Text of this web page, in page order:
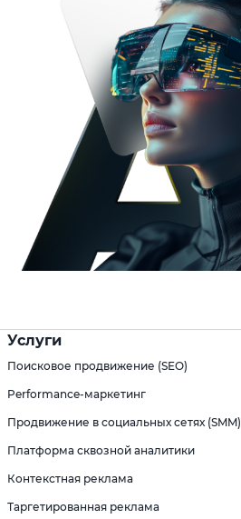
Услуги
Поисковое продвижение (SEO)
Performance-маркетинг
Продвижение в социальных сетях (SMM)
Платформа сквозной аналитики
Контекстная реклама
Таргетированная реклама